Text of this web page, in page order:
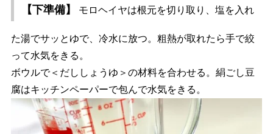
【下準備】 モロヘイヤは根元を切り取り、塩を入れ
た湯でサッとゆで、冷水に放つ。粗熱が取れたら手で絞
って水気をきる。
ボウルで＜だししょうゆ＞の材料を合わせる。絹ごし豆
腐はキッチンペーパーで包んで水気をきる。